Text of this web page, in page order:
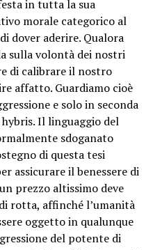
in tutta la sua
morale categorico al
dover aderire. Qualora
sulla volontà dei nostri
di calibrare il nostro
affatto. Guardiamo cioè
e solo in seconda
Il linguaggio del
sdoganato
di questa tesi
assicurare il benessere di
prezzo altissimo deve
rotta, affinché l’umanità
oggetto in qualunque
del potente di